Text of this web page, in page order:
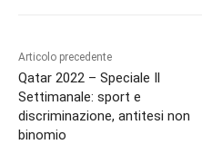
Articolo precedente
Qatar 2022 – Speciale Il
Settimanale: sport e
discriminazione, antitesi non
binomio